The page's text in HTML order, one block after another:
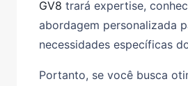
GV8 trará expertise,
abordagem personalizada
necessidades específicas
Portanto, se você busca